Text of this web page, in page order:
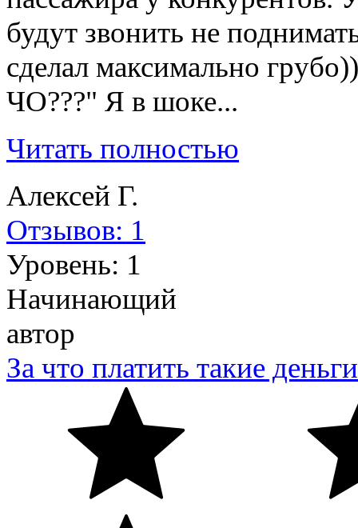
будут звонить не
сделал максимально
ЧО???" Я в шоке...
Читать полностью
Алексей Г.
Отзывов: 1
Уровень: 1
Начинающий
автор
За что платить такие